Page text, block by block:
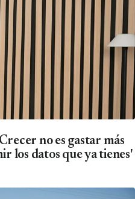
no es gastar más
los datos que ya tienes'